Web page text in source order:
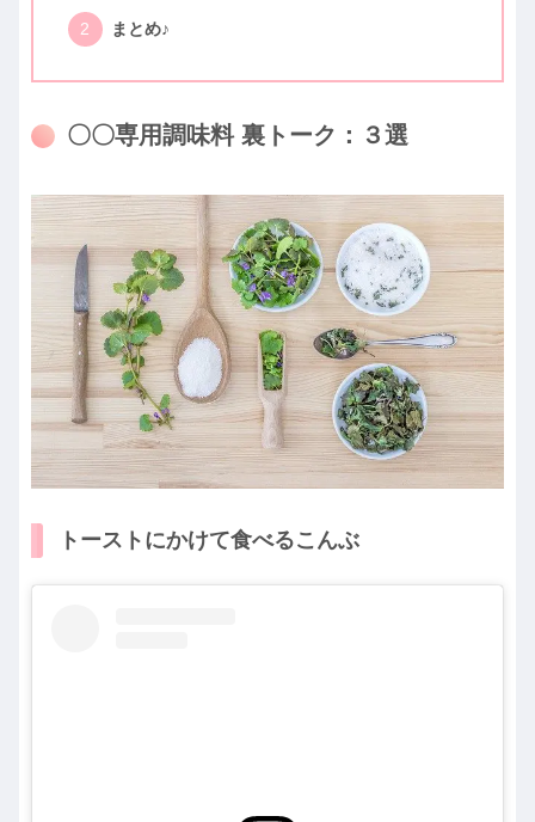
まとめ♪
〇〇専用調味料 裏トーク：３選
トーストにかけて食べるこんぶ